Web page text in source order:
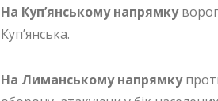
На Куп’янському напрямкуворог
Куп’янська.
На Лиманському напрямку